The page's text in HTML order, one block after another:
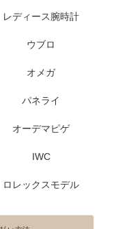
レディース腕時計
ウブロ
オメガ
パネライ
オーデマピゲ
IWC
ロレックスモデル